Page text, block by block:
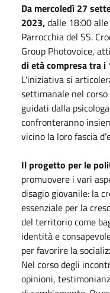
Da mercoledì 27
2023,dalle 18:00
Parrocchia del SS.
Group Photovoice,
di età compresa tra i
L'iniziativa si
settimanale nel
guidati dalla
confronteranno
vicino la loro fascia
Il progetto per le
promuovere i vari
disagio giovanile: la
essenziale per la
del territorio come
identità e
per favorire la
Nel corso degli
opinioni,